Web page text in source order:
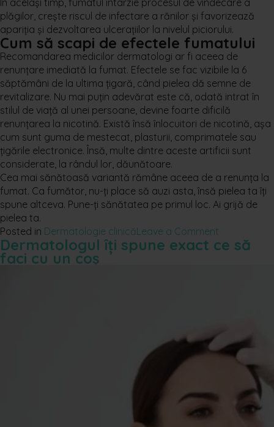
În același timp, fumatul întârzie procesul de vindecare a
plăgilor, crește riscul de infectare a rănilor și favorizează
apariția și dezvoltarea ulcerațiilor la nivelul piciorului.
Cum să scapi de efectele fumatului
Recomandarea medicilor dermatologi ar fi aceea de
renunțare imediată la fumat. Efectele se fac vizibile la 6
săptămâni de la ultima țigară, când pielea dă semne de
revitalizare. Nu mai puțin adevărat este că, odată intrat în
stilul de viață al unei persoane, devine foarte dificilă
renunțarea la nicotină. Există însă înlocuitori de nicotină, așa
cum sunt guma de mestecat, plasturii, comprimatele sau
țigările electronice. Însă, multe dintre aceste artificii sunt
considerate, la rândul lor, dăunătoare.
Cea mai sănătoasă variantă rămâne aceea de a renunța la
fumat. Ca fumător, nu-ți place să auzi asta, însă pielea ta îți
spune altceva. Pune-ți sănătatea pe primul loc. Ai grijă de
pielea ta.
Posted in Dermatologie clinicăLeave a Comment
De
fumător
Dermatologul îți spune exact ce să
faci cu un coș